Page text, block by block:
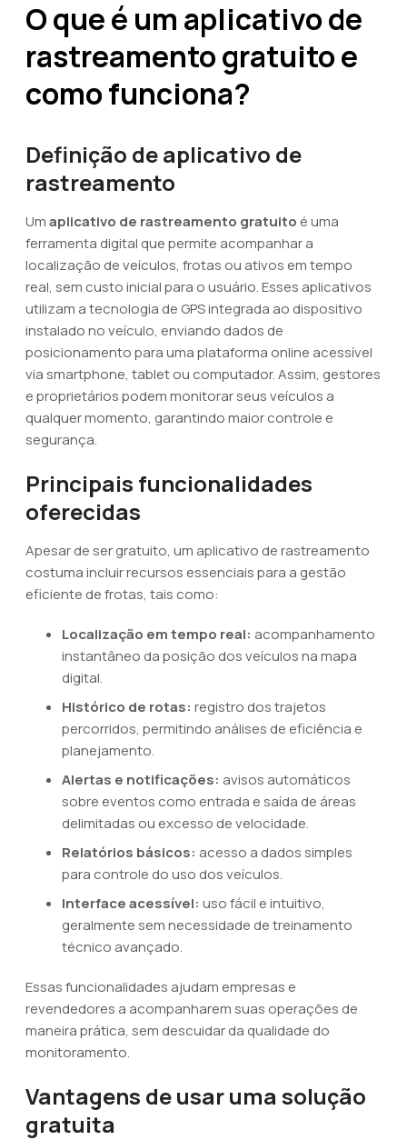
O que é um aplicativo de
rastreamento gratuito e
como funciona?
Definição de aplicativo de
rastreamento
Umaplicativo de rastreamento gratuito é uma
ferramenta digital que permite acompanhar a
localização de veículos, frotas ou ativos em tempo
real, sem custo inicial para o usuário. Esses aplicativos
utilizam a tecnologia de GPS integrada ao dispositivo
instalado no veículo, enviando dados de
posicionamento para uma plataforma online acessível
via smartphone, tablet ou computador. Assim, gestores
e proprietários podem monitorar seus veículos a
qualquer momento, garantindo maior controle e
segurança.
Principais funcionalidades
oferecidas
Apesar de ser gratuito, um aplicativo de rastreamento
costuma incluir recursos essenciais para a gestão
eficiente de frotas, tais como:
Localização em tempo real: acompanhamento
instantâneo da posição dos veículos na mapa
digital.
Histórico de rotas: registro dos trajetos
percorridos, permitindo análises de eficiência e
planejamento.
Alertas e notificações: avisos automáticos
sobre eventos como entrada e saída de áreas
delimitadas ou excesso de velocidade.
Relatórios básicos: acesso a dados simples
para controle do uso dos veículos.
Interface acessível: uso fácil e intuitivo,
geralmente sem necessidade de treinamento
técnico avançado.
Essas funcionalidades ajudam empresas e
revendedores a acompanharem suas operações de
maneira prática, sem descuidar da qualidade do
monitoramento.
Vantagens de usar uma solução
gratuita